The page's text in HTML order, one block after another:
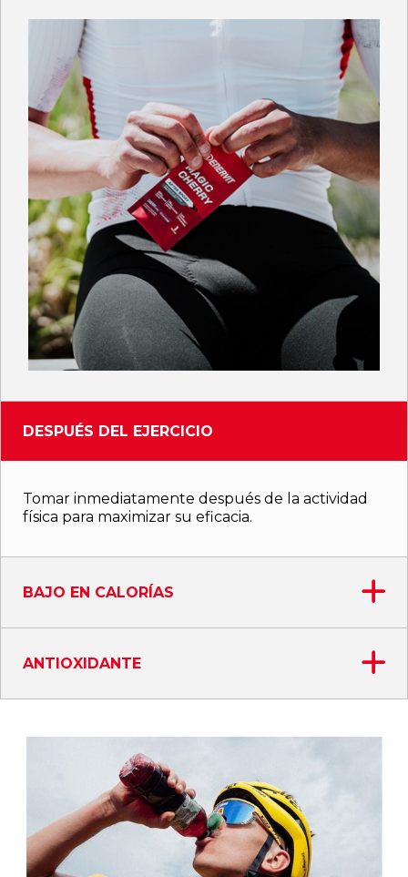
DESPUÉS DEL EJERCICIO
Tomar inmediatamente después de la actividad
física para maximizar su eficacia.
BAJO EN CALORÍAS
ANTIOXIDANTE